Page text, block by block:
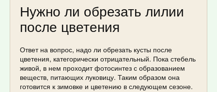
Нужно ли обрезать лилии
после цветения
Ответ на вопрос, надо ли обрезать кусты после
цветения, категорически отрицательный. Пока стебель
живой, в нем проходит фотосинтез с образованием
веществ, питающих луковицу. Таким образом она
готовится к зимовке и цветению в следующем сезоне.